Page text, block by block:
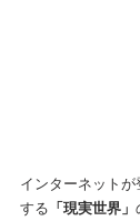
インターネット
する 「現実世界」